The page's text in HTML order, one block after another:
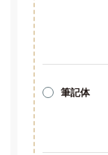
筆記体